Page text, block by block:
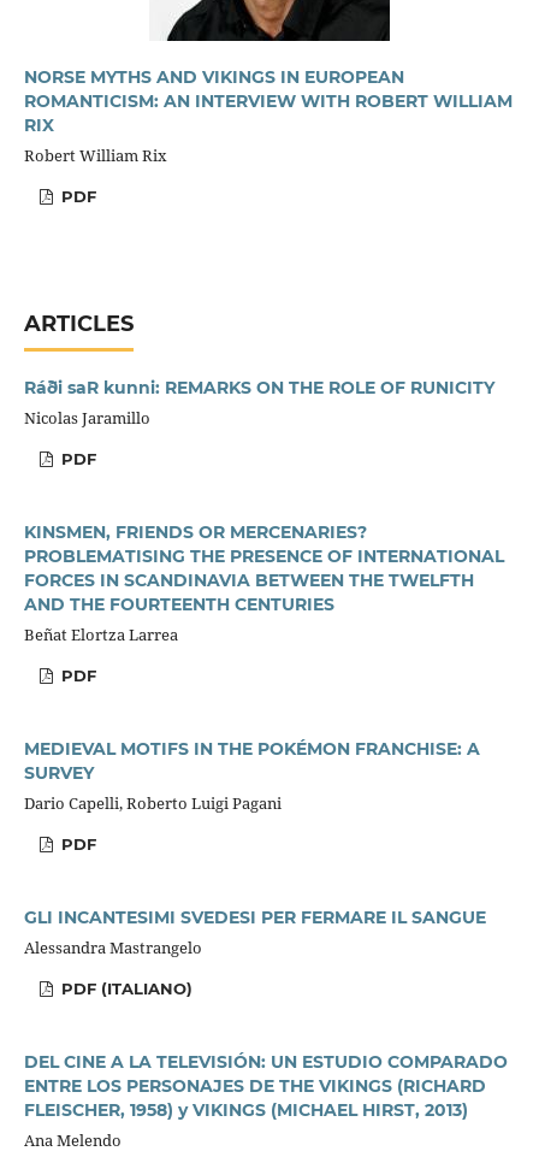
NORSE MYTHS AND VIKINGS IN EUROPEAN
ROMANTICISM: AN INTERVIEW WITH ROBERT WILLIAM
RIX
Robert William Rix
PDF
ARTICLES
Ráði saR kunni: REMARKS ON THE ROLE OF RUNICITY
Nicolas Jaramillo
PDF
KINSMEN, FRIENDS OR MERCENARIES?
PROBLEMATISING THE PRESENCE OF INTERNATIONAL
FORCES IN SCANDINAVIA BETWEEN THE TWELFTH
AND THE FOURTEENTH CENTURIES
Beñat Elortza Larrea
PDF
MEDIEVAL MOTIFS IN THE POKÉMON FRANCHISE: A
SURVEY
Dario Capelli, Roberto Luigi Pagani
PDF
GLI INCANTESIMI SVEDESI PER FERMARE IL SANGUE
Alessandra Mastrangelo
PDF (ITALIANO)
DEL CINE A LA TELEVISIÓN: UN ESTUDIO COMPARADO
ENTRE LOS PERSONAJES DE THE VIKINGS (RICHARD
FLEISCHER, 1958) y VIKINGS (MICHAEL HIRST, 2013)
Ana Melendo